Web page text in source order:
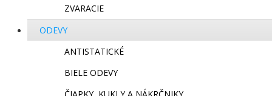
ZVARACIE
ODEVY
ANTISTATICKÉ
BIELE ODEVY